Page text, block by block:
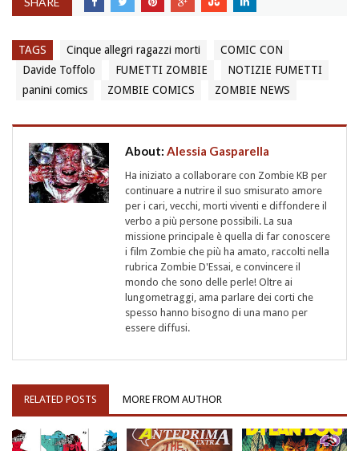
TAGS Cinque allegri ragazzi morti
COMIC CON
Davide Toffolo
FUMETTI ZOMBIE
NOTIZIE FUMETTI
panini comics
ZOMBIE COMICS ZOMBIE NEWS
About: Alessia Gasparella
Ha iniziato a collaborare con Zombie KB per
continuare a nutrire il suo smisurato amore
per i cari, vecchi, morti viventi e diffondere il
verbo a più persone possibili. La sua
missione principale è quella di far conoscere
i film Zombie che più ha amato, raccolti nella
rubrica Zombie D'Essai, e convincere il
mondo che sono delle perle! Oltre ai
lungometraggi, ama parlare dei corti che
spesso hanno bisogno di una mano per
essere diffusi.
RELATED POSTS MORE FROM AUTHOR